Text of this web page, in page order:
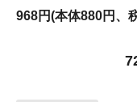
968円(本体880円、